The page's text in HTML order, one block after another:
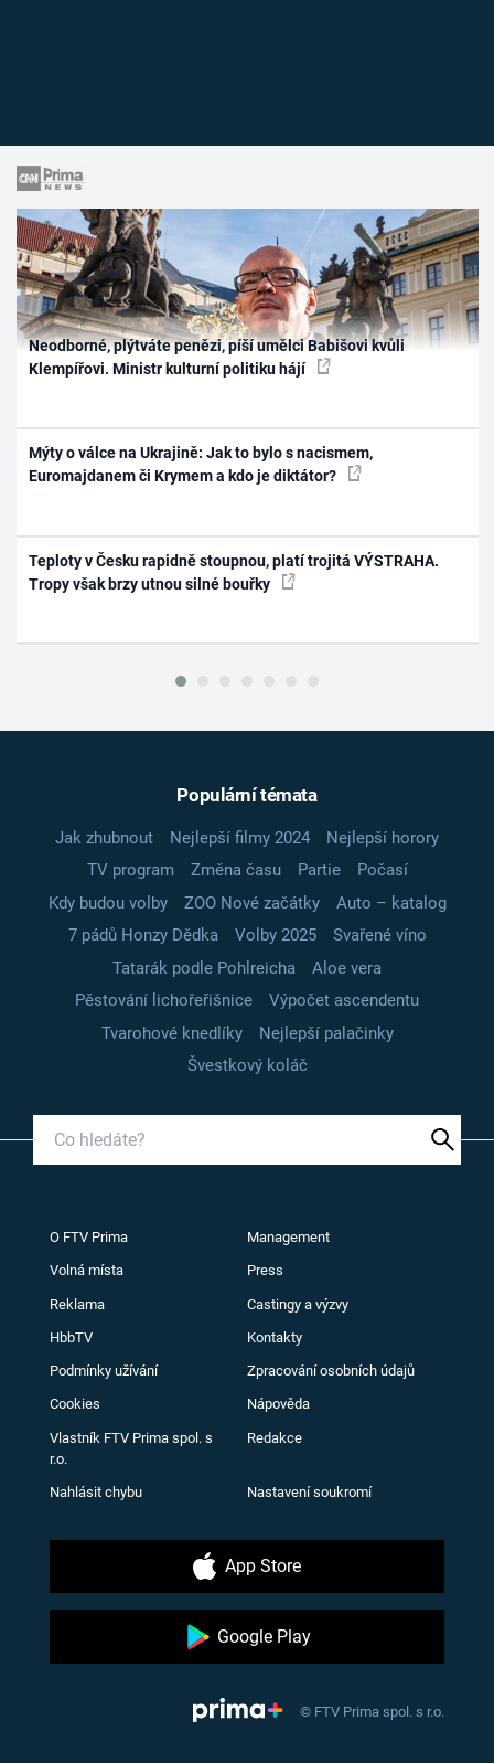
Neodborné, plýtváte penězi, píší umělci Babišovi kvůli
Klempířovi. Ministr kulturní politiku hájí
Mýty o válce na Ukrajině: Jak to bylo s nacismem,
Euromajdanem či Krymem a kdo je diktátor?
Teploty v Česku rapidně stoupnou, platí trojitá VÝSTRAHA.
Tropy však brzy utnou silné bouřky
Populární témata
Jak zhubnout Nejlepší filmy 2024
Nejlepší horory
TV program
Změna času Partie
Počasí
Kdy budou volby
ZOO Nové začátky
Auto – katalog
7 pádů Honzy Dědka
Volby 2025
Svařené víno
Tatarák podle Pohlreicha
Aloe vera
Pěstování lichořeřišnice
Výpočet ascendentu
Tvarohové knedlíky
Nejlepší palačinky
Švestkový koláč
O FTV Prima Management
Volná místa Press
Reklama Castingy a výzvy
HbbTV Kontakty
Podmínky užívání Zpracování osobních údajů
Cookies Nápověda
Vlastník FTV Prima spol. s
r.o.
Redakce
Nahlásit chybu Nastavení soukromí
App Store
Google Play
© FTV Prima spol. s r.o.